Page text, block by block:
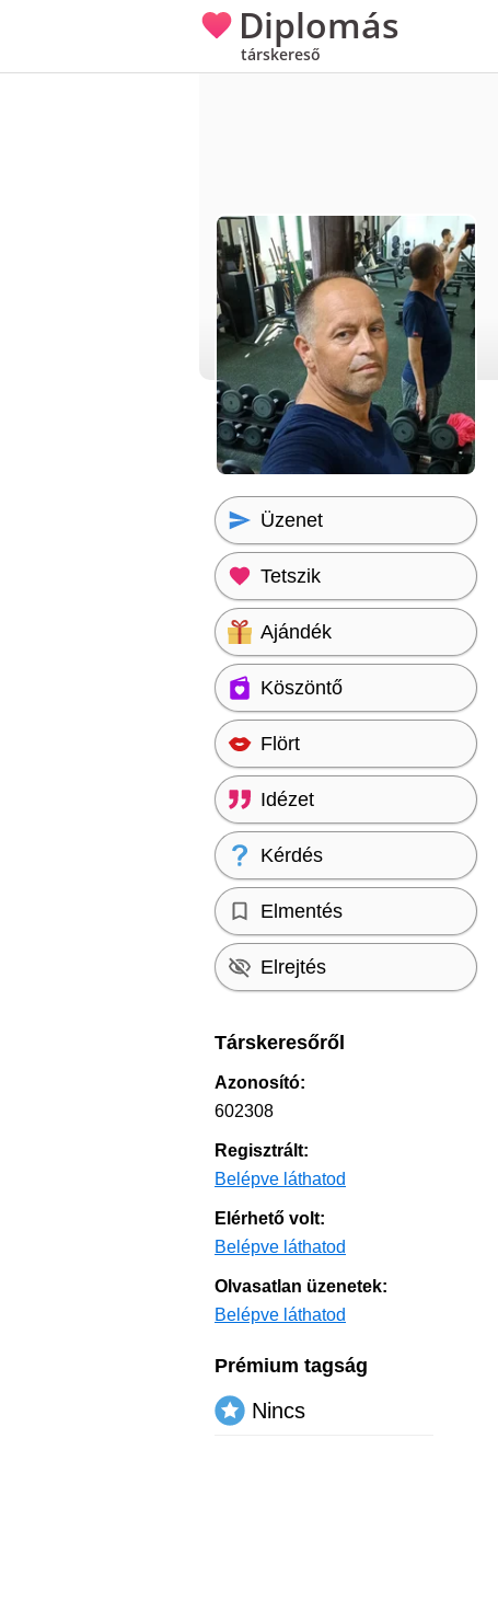
Diplomás
társkereső
Üzenet
Tetszik
Ajándék
Köszöntő
Flört
Idézet
Kérdés
Elmentés
Elrejtés
Társkeresőről
Azonosító:
602308
Regisztrált:
Belépve láthatod
Elérhető volt:
Belépve láthatod
Olvasatlan üzenetek:
Belépve láthatod
Prémium tagság
Nincs